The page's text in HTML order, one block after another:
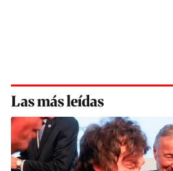
Las más leídas